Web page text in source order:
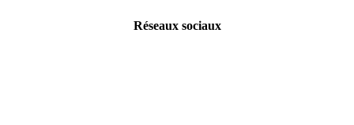
Réseaux sociaux